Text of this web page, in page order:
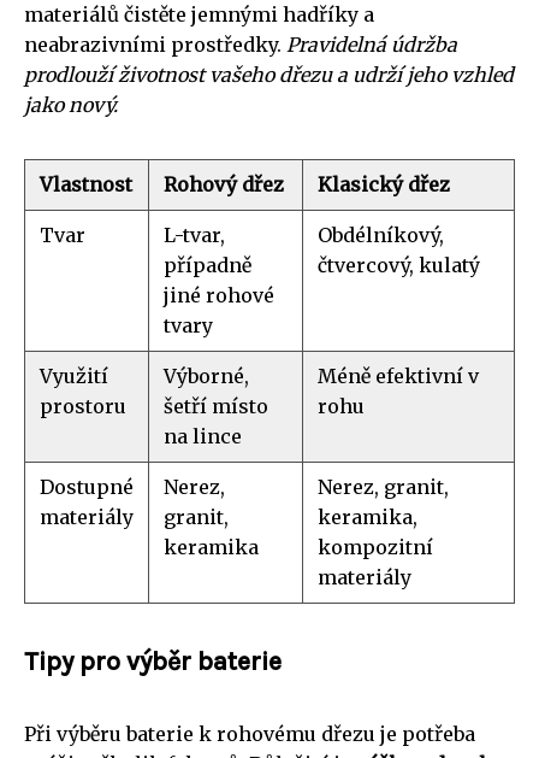
materiálů čistěte jemnými hadříky a
neabrazivními prostředky. Pravidelná údržba
prodlouží životnost vašeho dřezu a udrží jeho vzhled
jako nový.
Vlastnost Rohový dřez Klasický dřez
Tvar
L-tvar,
případně
jiné rohové
tvary
Obdélníkový,
čtvercový, kulatý
Využití
prostoru
Výborné,
šetří místo
na lince
Méně efektivní v
rohu
Dostupné
materiály
Nerez,
granit,
keramika
Nerez, granit,
keramika,
kompozitní
materiály
Tipy pro výběr baterie
Při výběru baterie k rohovému dřezu je potřeba